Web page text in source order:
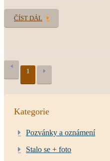
ČÍST DÁL
1
Kategorie
Pozvánky a oznámení
Stalo se + foto